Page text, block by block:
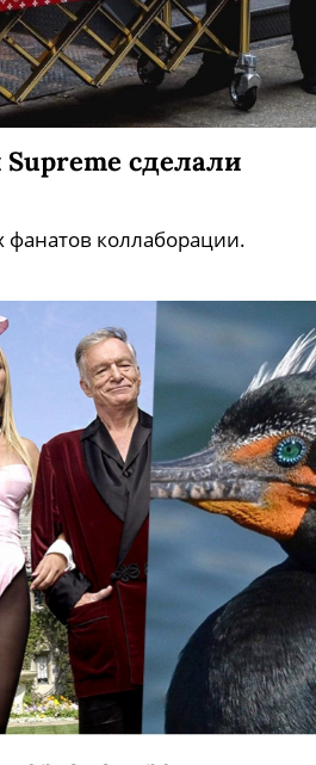
навигации по
сделали
коллаборации.